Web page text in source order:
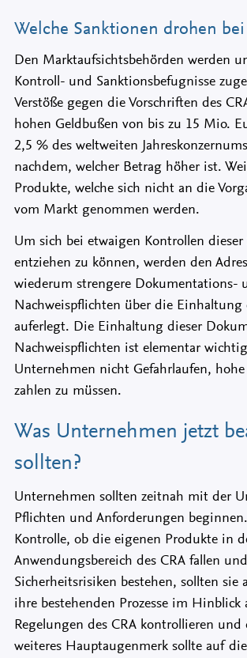
Welche Sanktionen drohen bei
Den Marktaufsichtsbehörden werden
Kontroll- und Sanktionsbefugnisse
Verstöße gegen die Vorschriften des
hohen Geldbußen von bis zu 15 Mio.
2,5 % des weltweiten
nachdem, welcher Betrag höher ist.
Produkte, welche sich nicht an die
vom Markt genommen werden.
Um sich bei etwaigen Kontrollen dieser
entziehen zu können, werden den
wiederum strengere Dokumentations-
Nachweispflichten über die Einhaltung
auferlegt. Die Einhaltung dieser
Nachweispflichten ist elementar
Unternehmen nicht Gefahrlaufen,
zahlen zu müssen.
Was Unternehmen jetzt
sollten?
Unternehmen sollten zeitnah mit der
Pflichten und Anforderungen
Kontrolle, ob die eigenen Produkte in
Anwendungsbereich des CRA fallen
Sicherheitsrisiken bestehen, sollten sie
ihre bestehenden Prozesse im Hinblick
Regelungen des CRA kontrollieren
weiteres Hauptaugenmerk sollte auf